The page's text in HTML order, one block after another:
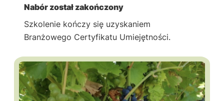
Nabór został zakończony
Szkolenie kończy się uzyskaniem
Branżowego Certyfikatu Umiejętności.